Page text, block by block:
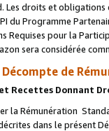
Les droits et
du Programme
Requises pour la
sera considérée
Décompte de
Recettes Donnant
la Rémunération
dans le présent